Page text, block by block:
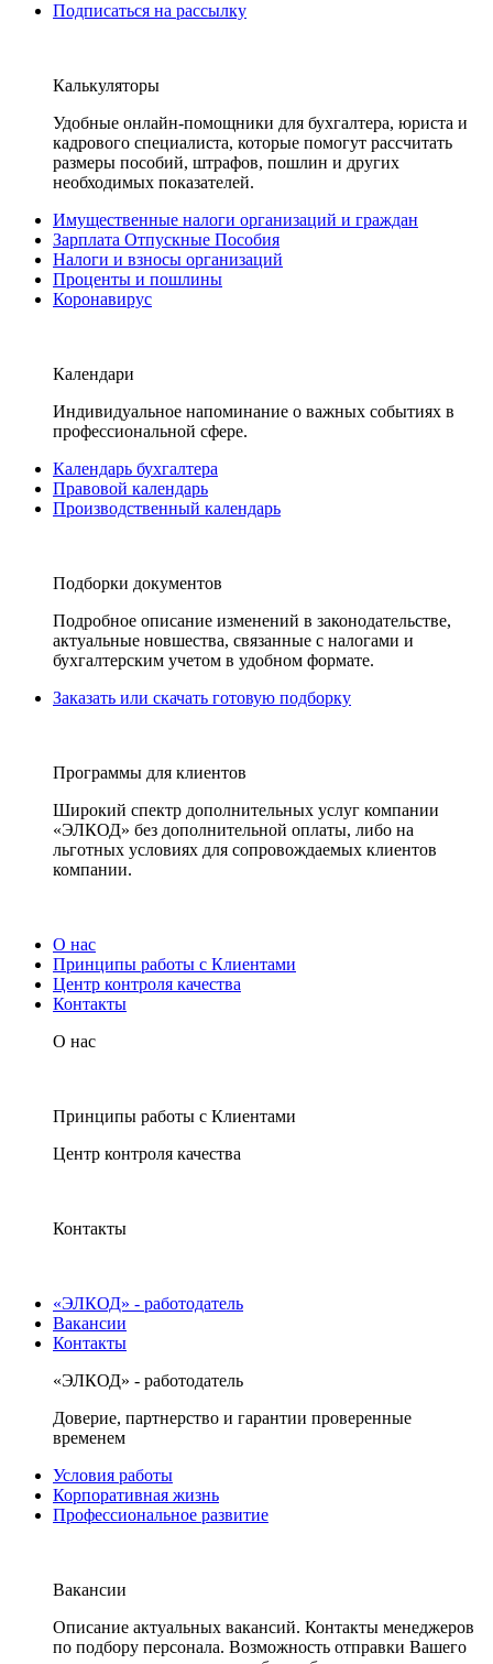
Подписаться на рассылку
Калькуляторы
Удобные онлайн-помощники для бухгалтера, юриста и
кадрового специалиста, которые помогут рассчитать
размеры пособий, штрафов, пошлин и других
необходимых показателей.
Имущественные налоги организаций и граждан
Зарплата Отпускные Пособия
Налоги и взносы организаций
Проценты и пошлины
Коронавирус
Календари
Индивидуальное напоминание о важных событиях в
профессиональной сфере.
Календарь бухгалтера
Правовой календарь
Производственный календарь
Подборки документов
Подробное описание изменений в законодательстве,
актуальные новшества, связанные с налогами и
бухгалтерским учетом в удобном формате.
Заказать или скачать готовую подборку
Программы для клиентов
Широкий спектр дополнительных услуг компании
«ЭЛКОД» без дополнительной оплаты, либо на
льготных условиях для сопровождаемых клиентов
компании.
О нас
Принципы работы с Клиентами
Центр контроля качества
Контакты
О нас
Принципы работы с Клиентами
Центр контроля качества
Контакты
«ЭЛКОД» - работодатель
Вакансии
Контакты
«ЭЛКОД» - работодатель
Доверие, партнерство и гарантии проверенные
временем
Условия работы
Корпоративная жизнь
Профессиональное развитие
Вакансии
Описание актуальных вакансий. Контакты менеджеров
по подбору персонала. Возможность отправки Вашего